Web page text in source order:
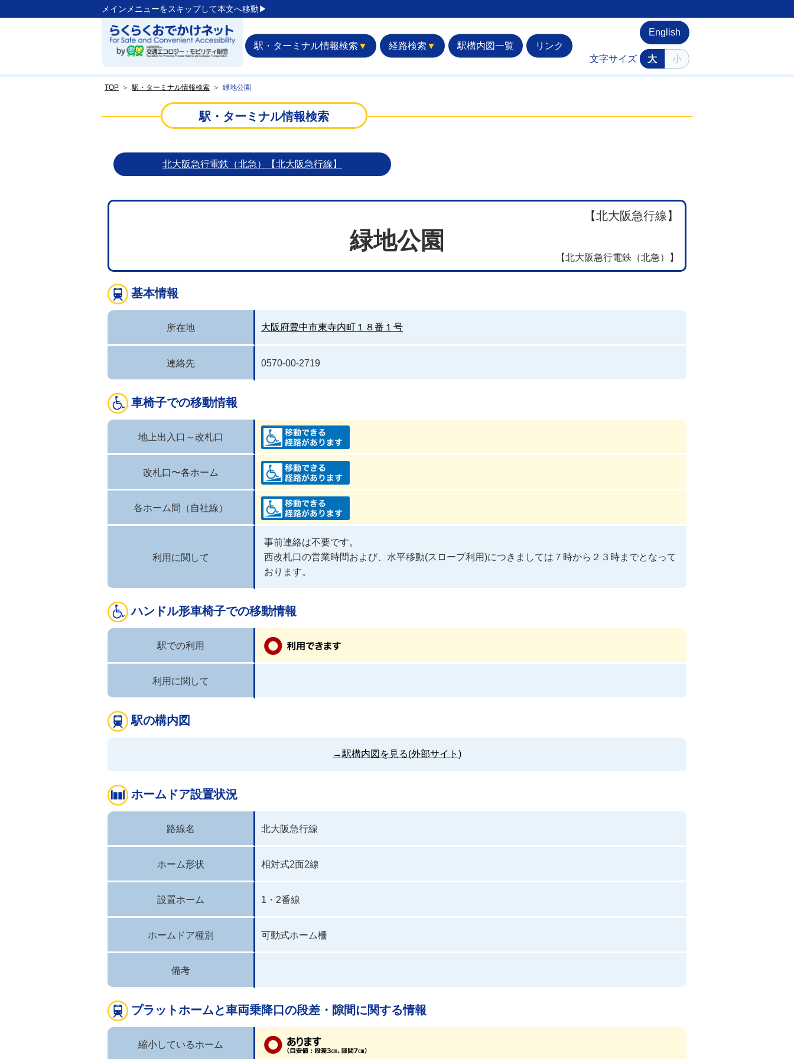
メインメニューをスキップして本文へ移動▶︎
駅・ターミナル情報検索 ▼ 経路検索 ▼ 駅構内図一覧 リンク
English
文字サイズ 大 小
TOP ＞ 駅・ターミナル情報検索 ＞ 緑地公園
駅・ターミナル情報検索
北大阪急行電鉄（北急）【北大阪急行線】
【北大阪急行線】
緑地公園
【北大阪急行電鉄（北急）】
基本情報
所在地 大阪府豊中市東寺内町１８番１号
連絡先 0570-00-2719
車椅子での移動情報
地上出入口～改札口
改札口〜各ホーム
各ホーム間（自社線）
利用に関して
事前連絡は不要です。
西改札口の営業時間および、水平移動(スロープ利用)につきましては７時から２３時までとなって
おります。
ハンドル形車椅子での移動情報
駅での利用
利用に関して
駅の構内図
→駅構内図を見る(外部サイト)
ホームドア設置状況
路線名 北大阪急行線
ホーム形状 相対式2面2線
設置ホーム 1・2番線
ホームドア種別 可動式ホーム柵
備考
プラットホームと車両乗降口の段差・隙間に関する情報
縮小しているホーム